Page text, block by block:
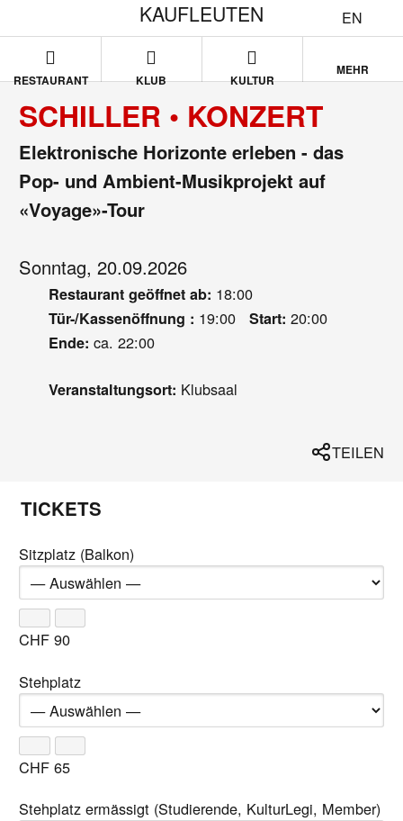
EN
KAUFLEUTEN
RESTAURANT KLUB KULTUR
MEHR
SCHILLER • KONZERT
Elektronische Horizonte erleben - das
Pop- und Ambient-Musikprojekt auf
«Voyage»-Tour
Sonntag, 20.09.2026
Restaurant geöffnet ab: 18:00
Tür-/Kassenöffnung : 19:00 Start: 20:00
Ende: ca. 22:00
Veranstaltungsort: Klubsaal
TEILEN
TICKETS
Sitzplatz (Balkon)
CHF 90
Stehplatz
CHF 65
Stehplatz ermässigt (Studierende, KulturLegi, Member)